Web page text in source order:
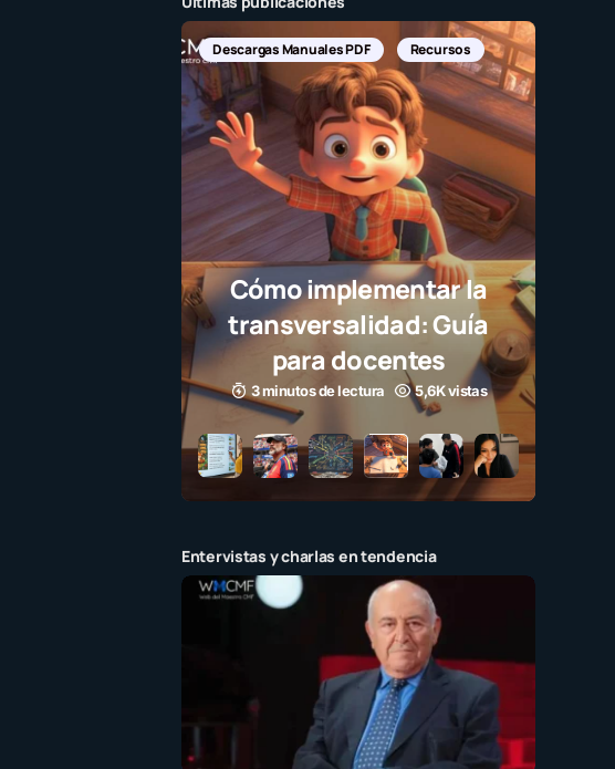
Descargas Manuales PDF Recursos
Cómo implementar la
transversalidad: Guía
para docentes
3 minutos de lectura 5,6K vistas
Entervistas y charlas en tendencia